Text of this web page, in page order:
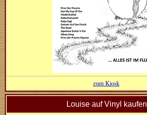
zum Kiosk
Louise auf Vinyl kaufen